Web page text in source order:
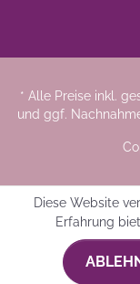
* Alle Preise inkl.
und ggf.
Diese Website
Erfahrung